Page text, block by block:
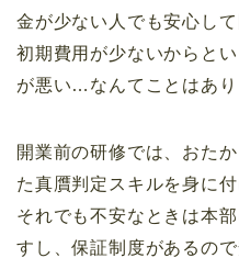
金が少ない人でも安心して
初期費用が少ないからと
が悪い…なんてことはあり
開業前の研修では、おた
た真贋判定スキルを身に付
それでも不安なときは本
すし、保証制度があるので